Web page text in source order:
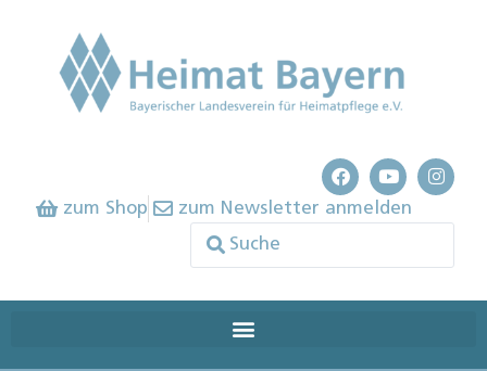
zum Shop zum Newsletter anmelden